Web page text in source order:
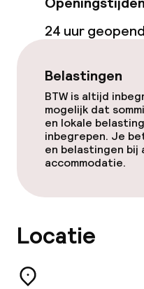
24 uur geopend
Belastingen
BTW is altijd
mogelijk dat
en lokale
inbegrepen. Je
en belastingen bij
accommodatie.
Locatie